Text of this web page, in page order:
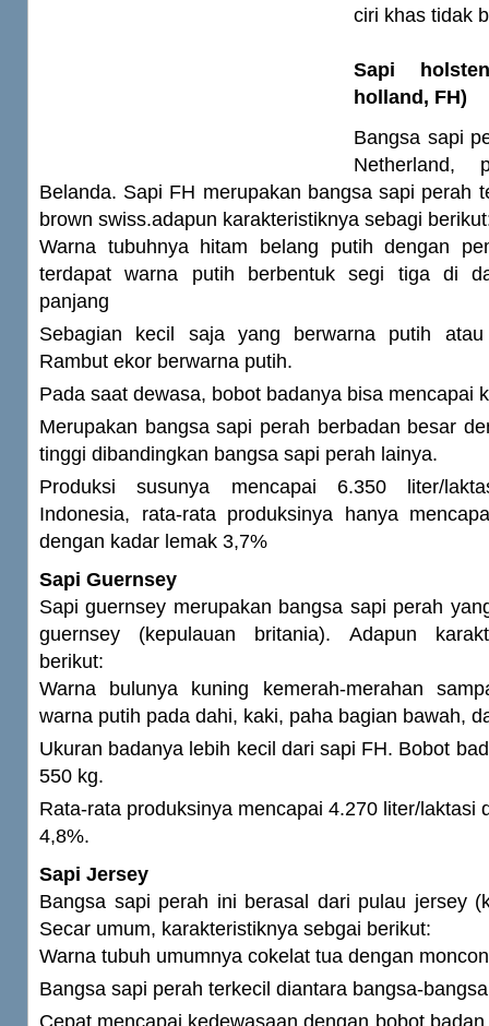
ciri khas tidak
Sapi
holland, FH)
Bangsa sapi
Netherland,
Belanda. Sapi FH merupakan bangsa sapi perah
brown swiss.adapun karakteristiknya sebagi
Warna tubuhnya hitam belang putih dengan
terdapat warna putih berbentuk segi tiga di
panjang
Sebagian kecil saja yang berwarna putih atau
Rambut ekor berwarna putih.
Pada saat dewasa, bobot badanya bisa mencapai
Merupakan bangsa sapi perah berbadan besar
tinggi dibandingkan bangsa sapi perah lainya.
Produksi susunya mencapai 6.350 liter/
Indonesia, rata-rata produksinya hanya
dengan kadar lemak 3,7%
Sapi Guernsey
Sapi guernsey merupakan bangsa sapi perah
guernsey (kepulauan britania). Adapun
berikut:
Warna bulunya kuning kemerah-merahan
warna putih pada dahi, kaki, paha bagian bawah,
Ukuran badanya lebih kecil dari sapi FH. Bobot
550 kg.
Rata-rata produksinya mencapai 4.270 liter/laktasi
4,8%.
Sapi Jersey
Bangsa sapi perah ini berasal dari pulau jersey
Secar umum, karakteristiknya sebgai berikut:
Warna tubuh umumnya cokelat tua dengan
Bangsa sapi perah terkecil diantara bangsa-
Cepat mencapai kedewasaan dengan bobot